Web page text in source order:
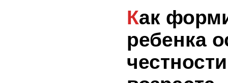
Как формировать у
ребенка